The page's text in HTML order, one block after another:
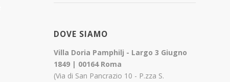
DOVE SIAMO
Villa Doria Pamphilj - Largo 3 Giugno
1849 | 00164 Roma
(Via di San Pancrazio 10 - P.zza S.